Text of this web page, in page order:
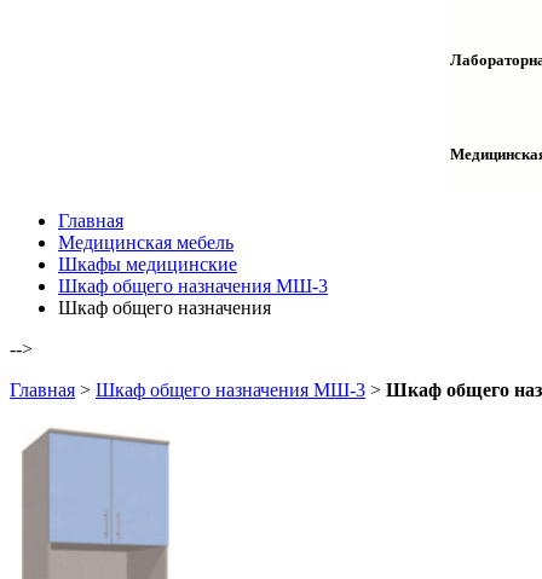
Столы
Шкафы
Шкафы
Тумбы
Главная
Медицинская мебель
Шкафы медицинские
Шкаф общего назначения МШ-3
Шкаф общего назначения
-->
Главная > Шкаф общего назначения МШ-3 > Шкаф общего